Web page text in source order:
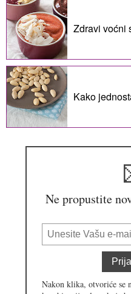
Zdravi voćni
Kako
Ne propustite
Nakon klika, otvoriće se